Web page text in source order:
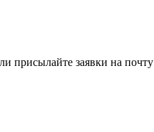
присылайте заявки на почту